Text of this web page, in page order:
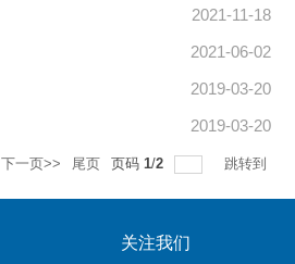
2021-11-18
2021-06-02
2019-03-20
2019-03-20
下一页>> 尾页 页码 1/2 跳转到
关注我们